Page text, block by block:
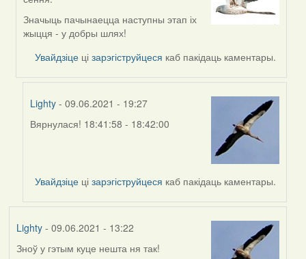
reply
to
by
Значыць пачынаецца наступны этап іх
жыцця - у добры шлях!
Увайдзіце цізарэгіструйцеся каб пакідаць каментары.
Lighty - 09.06.2021 - 19:27
In
Harrier
Вярнулася! 18:41:58 - 18:42:00
Увайдзіце цізарэгіструйцеся каб пакідаць каментары.
Lighty- 09.06.2021 - 13:22
Зноў у гэтым куце нешта ня так!